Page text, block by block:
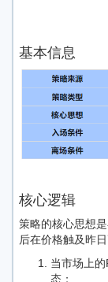
基本信息
核心逻辑
策略的核心思想
后在价格触及昨
当市场上
态；